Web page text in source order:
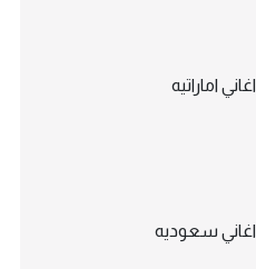
اغاني اماراتيه
اغاني سعوديه